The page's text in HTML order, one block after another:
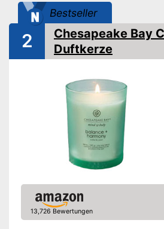
Bestseller
2
Chesapeake Bay
Duftkerze
13,726 Bewertungen